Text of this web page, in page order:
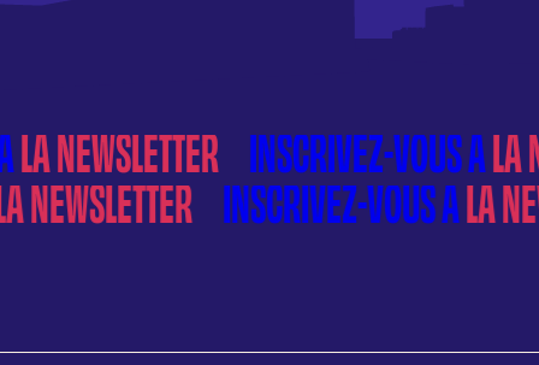
LA NEWSLETTER
LA NEWSLETTER